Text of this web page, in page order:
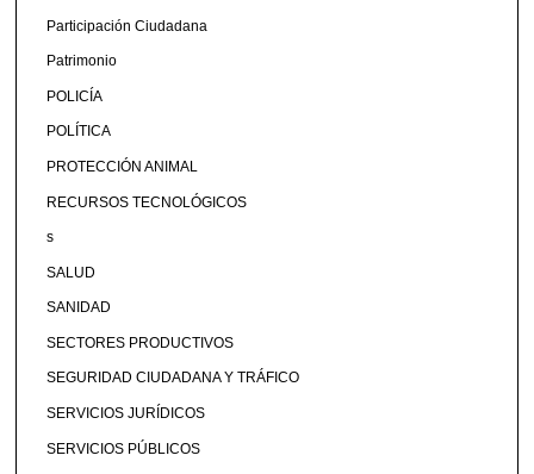
Participación Ciudadana
Patrimonio
POLICÍA
POLÍTICA
PROTECCIÓN ANIMAL
RECURSOS TECNOLÓGICOS
s
SALUD
SANIDAD
SECTORES PRODUCTIVOS
SEGURIDAD CIUDADANA Y TRÁFICO
SERVICIOS JURÍDICOS
SERVICIOS PÚBLICOS